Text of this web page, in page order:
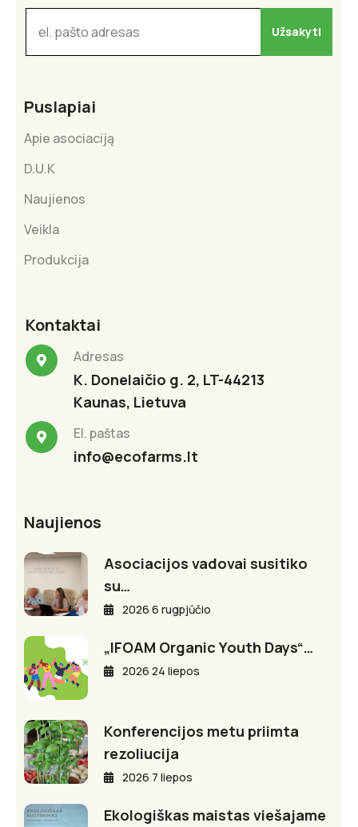
Puslapiai
Apie asociaciją
D.U.K
Naujienos
Veikla
Produkcija
Kontaktai
Adresas
K. Donelaičio g. 2, LT-44213
Kaunas, Lietuva
El. paštas
info@ecofarms.lt
Naujienos
Asociacijos vadovai susitiko
su…
2026 6 rugpjūčio
„IFOAM Organic Youth Days“…
2026 24 liepos
Konferencijos metu priimta
rezoliucija
2026 7 liepos
Ekologiškas maistas viešajame